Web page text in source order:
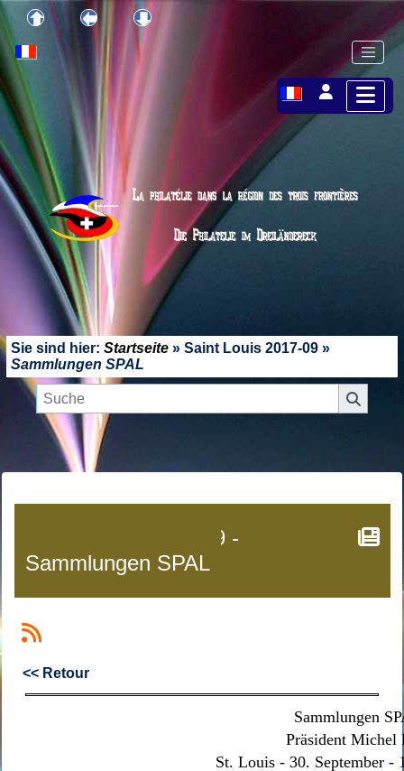
Sie sind hier: Startseite » Saint Louis 2017-09 »
Sammlungen SPAL
Saint Louis 2017-09 -
Sammlungen SPAL
<< Retour
Sammlungen
Präsident Michel
St. Louis - 30. September -